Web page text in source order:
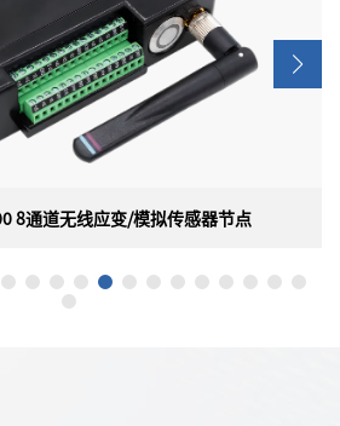
HBK TC-LINK-200 12通道无线热电偶/
HBK TC-LINK-200 12通道无线热电偶/